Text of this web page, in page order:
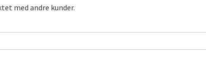
med andre kunder.